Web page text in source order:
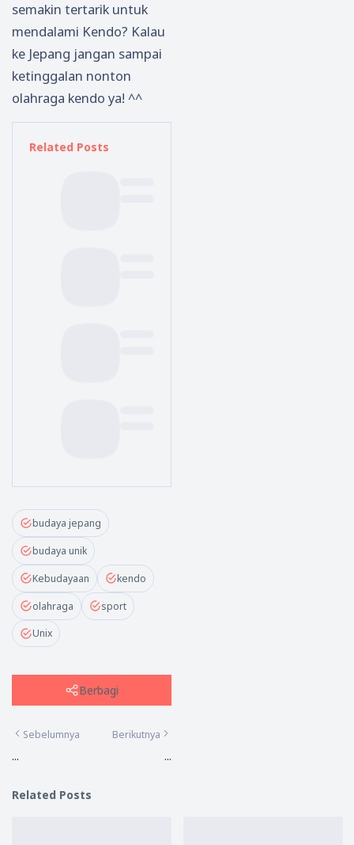
semakin tertarik untuk
mendalami Kendo? Kalau
ke Jepang jangan sampai
ketinggalan nonton
olahraga kendo ya! ^^
Related Posts
budaya jepang
budaya unik
Kebudayaan kendo
olahraga sport
Unix
Berbagi
Sebelumnya
...
Berikutnya
...
Related Posts